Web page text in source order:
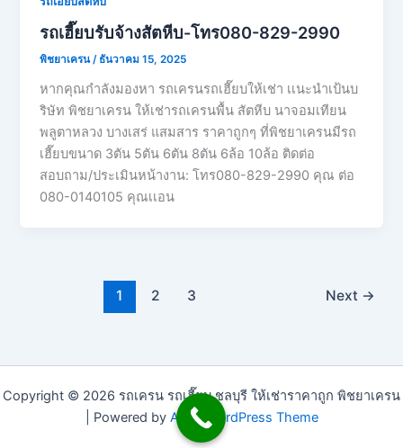
รถเฮี๊ยบรับจ้างสัตหีบ-โทร080-829-2990
พิชยาเครน/ ธันวาคม 15, 2025
หากคุณกำลังมองหา รถเครนรถเฮี๊ยบให้เช่า เเนะนำเป้นบ
ริษัท พิชยาเครน ให้เช่ารถเครนพื้น สัตหีบ นาจอมเทียน
พลูตาหลวง บางเสร่ แสมสาร ราคาถูกๆ ที่พิชยาเครนมีรถ
เฮี๊ยบขนาด 3ตัน 5ตัน 6ตัน 8ตัน 6ล้อ 10ล้อ ติดต่อ
สอบถาม/ประเมินหน้างาน: โทร080-829-2990 คุณ ต่อ
080-0140105 คุณเเอน
1 2 3 Next →
Copyright © 2026 รถเครน รถเฮี๊ยบ ชลบุรี ให้เช่าราคาถูก พิชยาเครน
| Powered by Astra WordPress Theme